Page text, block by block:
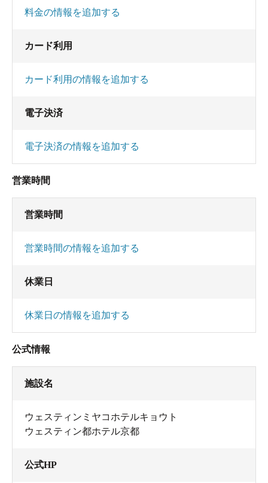
料金の情報を追加する
カード利用
カード利用の情報を追加する
電子決済
電子決済の情報を追加する
営業時間
営業時間
営業時間の情報を追加する
休業日
休業日の情報を追加する
公式情報
施設名
ウェスティンミヤコホテルキョウト
ウェスティン都ホテル京都
公式HP